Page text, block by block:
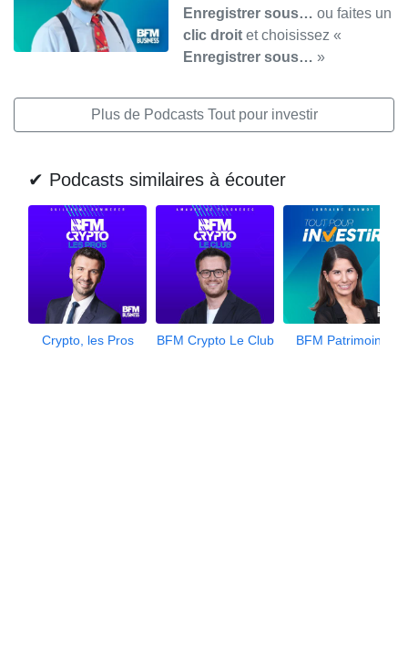
Enregistrer sous… ou faites un
clic droit et choisissez «
Enregistrer sous… »
Plus de Podcasts Tout pour investir
✔ Podcasts similaires à écouter
Crypto, les Pros BFM Crypto Le Club BFM Patrimoine